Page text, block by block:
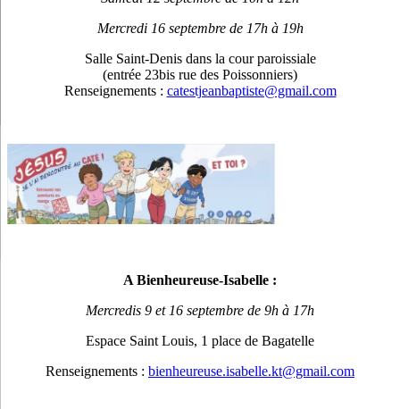
Mercredi 16 septembre de 17h à 19h
Salle Saint-Denis dans la cour paroissiale
(entrée 23bis rue des Poissonniers)
Renseignements : catestjeanbaptiste@gmail.com
A Bienheureuse-Isabelle :
Mercredis 9 et 16 septembre de 9h à 17h
Espace Saint Louis, 1 place de Bagatelle
Renseignements : bienheureuse.isabelle.kt@gmail.com